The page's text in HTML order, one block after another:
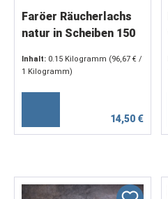
Faröer Räucherlachs
natur in Scheiben 150
Inhalt: 0.15 Kilogramm (96,67 € /
1 Kilogramm)
14,50 €